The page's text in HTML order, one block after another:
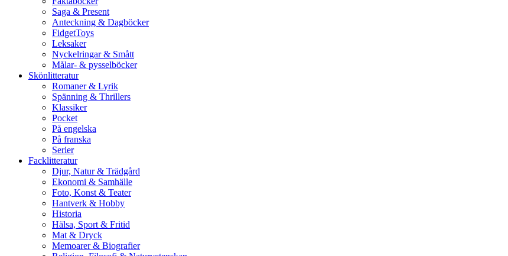
Saga & Present
Anteckning & Dagböcker
FidgetToys
Leksaker
Nyckelringar & Smått
Målar- & pysselböcker
Skönlitteratur
Romaner & Lyrik
Spänning & Thrillers
Klassiker
Pocket
På engelska
På franska
Serier
Facklitteratur
Djur, Natur & Trädgård
Ekonomi & Samhälle
Foto, Konst & Teater
Hantverk & Hobby
Historia
Hälsa, Sport & Fritid
Mat & Dryck
Memoarer & Biografier